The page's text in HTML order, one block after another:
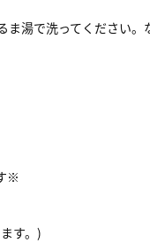
湯で洗ってください
※
す。)